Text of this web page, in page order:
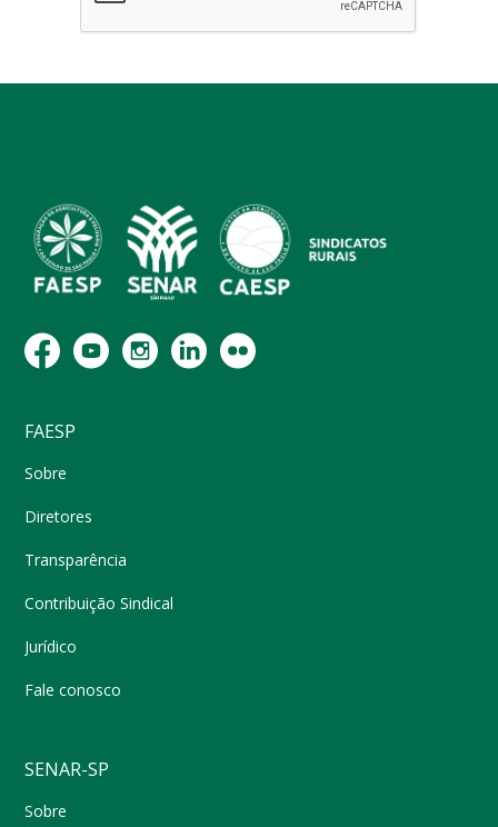
FAESP
Sobre
Diretores
Transparência
Contribuição Sindical
Jurídico
Fale conosco
SENAR-SP
Sobre